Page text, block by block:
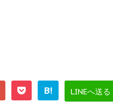
B! LINEへ送る